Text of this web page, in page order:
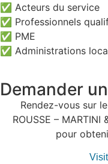
✅ Acteurs du service
✅ Professionnels
✅ PME
✅ Administrations
Demander
Rendez-vous sur
ROUSSE – MARTINI
pour